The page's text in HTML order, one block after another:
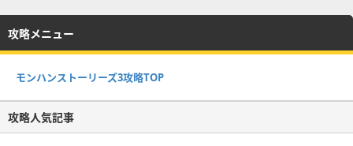
攻略メニュー
モンハンストーリーズ3攻略TOP
攻略人気記事